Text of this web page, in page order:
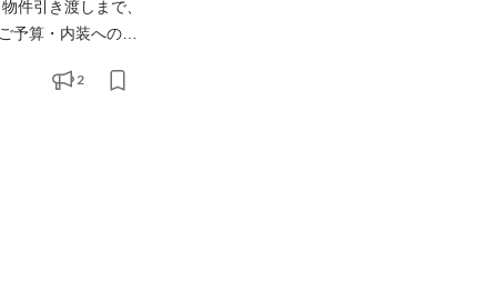
件引き渡しまで、
予算・内装への希
の新規依頼対応（法人
2